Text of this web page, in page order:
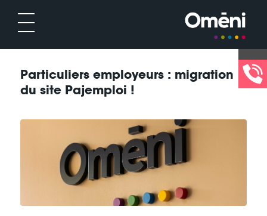
Particuliers employeurs : migration
du site Pajemploi !